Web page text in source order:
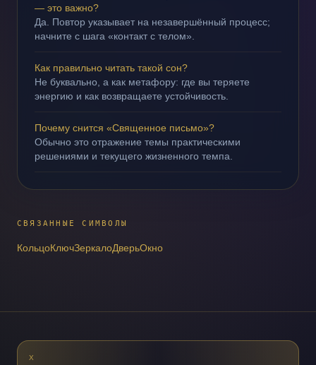
— это важно?
Да. Повтор указывает на незавершённый процесс;
начните с шага «контакт с телом».
Как правильно читать такой сон?
Не буквально, а как метафору: где вы теряете
энергию и как возвращаете устойчивость.
Почему снится «Священное письмо»?
Обычно это отражение темы практическими
решениями и текущего жизненного темпа.
СВЯЗАННЫЕ СИМВОЛЫ
КольцоКлючЗеркалоДверьОкно
X